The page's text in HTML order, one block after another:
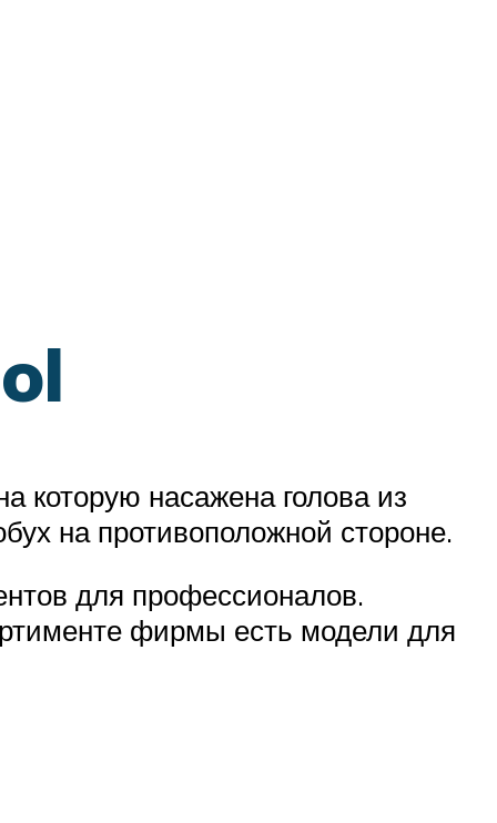
которую насажена голова из
на противоположной стороне.
для профессионалов.
фирмы есть модели для